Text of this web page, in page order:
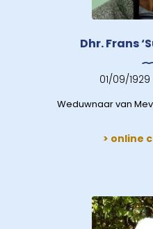
Dhr. Frans
01/09/
Weduwnaar van
> online